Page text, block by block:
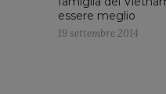
essere meglio
19 settembre 2014